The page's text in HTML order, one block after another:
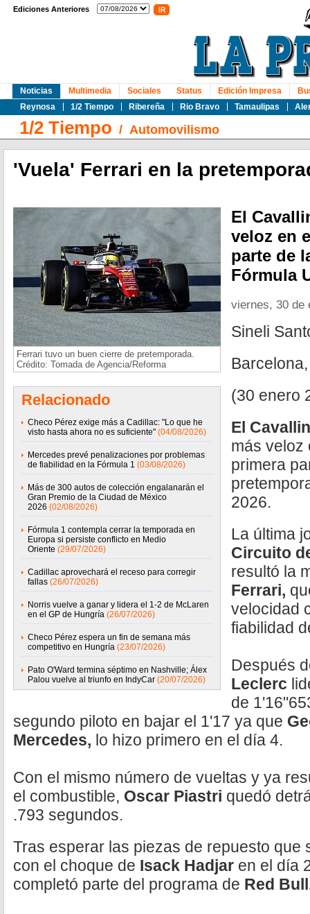
Ediciones Anteriores
Noticias
Reynosa
1/2 Tiempo Ribereña Rio Bravo Tamaulipas
Multimedia Sociales Status Edición Impresa
1/2 Tiempo / Automovilismo
'Vuela' Ferrari en la
Ferrari tuvo un buen cierre de pretemporada.
Crédito: Tomada de Agencia/Reforma
Relacionado
Checo Pérez exige más a Cadillac: "Lo que he
visto hasta ahora no es suficiente" (04/08/2026)
Mercedes prevé penalizaciones por problemas
de fiabilidad en la Fórmula 1 (03/08/2026)
Más de 300 autos de colección engalanarán el
Gran Premio de la Ciudad de México
2026 (02/08/2026)
Fórmula 1 contempla cerrar la temporada en
Europa si persiste conflicto en Medio
Oriente (29/07/2026)
Cadillac aprovechará el receso para corregir
fallas (26/07/2026)
Norris vuelve a ganar y lidera el 1-2 de McLaren
en el GP de Hungría (26/07/2026)
Checo Pérez espera un fin de semana más
competitivo en Hungría (23/07/2026)
Pato O'Ward termina séptimo en Nashville; Álex
Palou vuelve al triunfo en IndyCar (20/07/2026)
El
veloz en
parte de
Fórmula
viernes, 30 de
Sineli
(30 enero
El
más veloz
primera
2026.
La última
Circuito
resultó la
Ferrari,
velocidad
fiabilidad
Después
Leclerc
de
segundo piloto en bajar el 1'17 ya que
Mercedes, lo hizo primero en el día 4.
Con el mismo número de vueltas y ya
el combustible, Oscar Piastri quedó
.793 segundos.
Tras esperar las piezas de repuesto que
con el choque de Isack Hadjar en el día
completó parte del programa de Red